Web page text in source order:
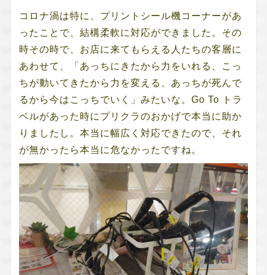
コロナ渦は特に、プリントシール機コーナーがあ
ったことで、結構柔軟に対応ができました。その
時その時で、お店に来てもらえる人たちの客層に
あわせて、「あっちにきたから力をいれる、こっ
ちが動いてきたから力を変える、あっちが死んで
るから今はこっちでいく」みたいな。Go To トラ
ベルがあった時にプリクラのおかげで本当に助か
りましたし。本当に幅広く対応できたので、それ
が無かったら本当に危なかったですね。